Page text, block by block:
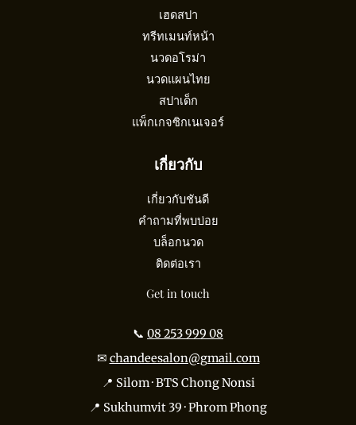
เฮดสปา
ทรีทเมนท์หน้า
นวดอโรม่า
นวดแผนไทย
สปาเด็ก
แพ็กเกจซิกเนเจอร์
เกี่ยวกับ
เกี่ยวกับชันดี
คำถามที่พบบ่อย
บล็อกนวด
ติดต่อเรา
Get in touch
📞 08 253 999 08
✉ chandeesalon@gmail.com
📍 Silom · BTS Chong Nonsi
📍 Sukhumvit 39 · Phrom Phong